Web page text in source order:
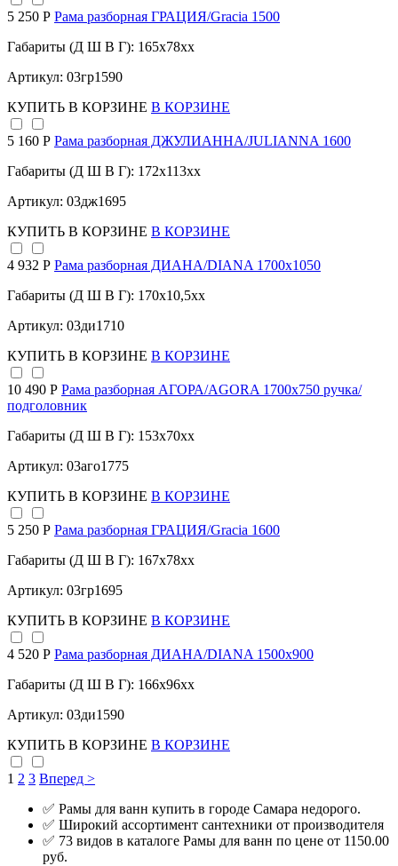
5 250 Р Рама разборная ГРАЦИЯ/Gracia 1500
Габариты (Д Ш В Г): 165x78xx
Артикул: 03гр1590
КУПИТЬ В КОРЗИНЕ В КОРЗИНЕ
5 160 Р Рама разборная ДЖУЛИАННА/JULIANNA 1600
Габариты (Д Ш В Г): 172x113xx
Артикул: 03дж1695
КУПИТЬ В КОРЗИНЕ В КОРЗИНЕ
4 932 Р Рама разборная ДИАНА/DIANA 1700х1050
Габариты (Д Ш В Г): 170x10,5xx
Артикул: 03ди1710
КУПИТЬ В КОРЗИНЕ В КОРЗИНЕ
10 490 Р Рама разборная АГОРА/AGORA 1700х750 ручка/
подголовник
Габариты (Д Ш В Г): 153x70xx
Артикул: 03аго1775
КУПИТЬ В КОРЗИНЕ В КОРЗИНЕ
5 250 Р Рама разборная ГРАЦИЯ/Gracia 1600
Габариты (Д Ш В Г): 167x78xx
Артикул: 03гр1695
КУПИТЬ В КОРЗИНЕ В КОРЗИНЕ
4 520 Р Рама разборная ДИАНА/DIANA 1500х900
Габариты (Д Ш В Г): 166x96xx
Артикул: 03ди1590
КУПИТЬ В КОРЗИНЕ В КОРЗИНЕ
1 2 3 Вперед >
✅ Рамы для ванн купить в городе Самара недорого.
✅ Широкий ассортимент сантехники от производителя
✅ 73 видов в каталоге Рамы для ванн по цене от 1150.00
руб.